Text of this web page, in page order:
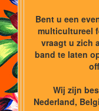
Bent u een
multicultureel
vraagt u zich
band te laten
Wij zijn
Nederland,